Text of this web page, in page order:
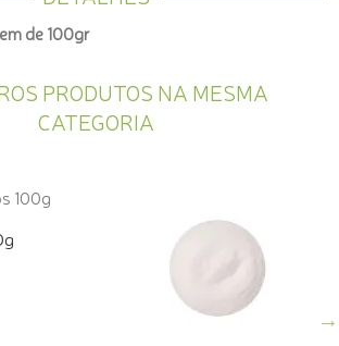
de 100gr
PRODUTOS NA MESMA
CATEGORIA